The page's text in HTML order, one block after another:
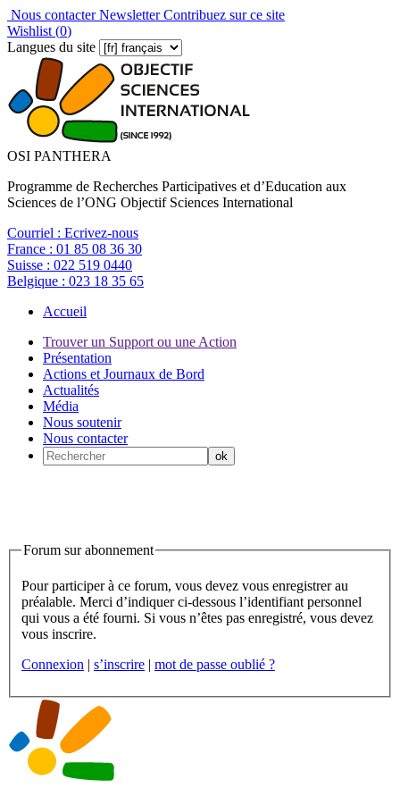
Nous contacterNewsletterContribuez sur ce site
Wishlist (0)
Langues du site
OSI PANTHERA
Programme de Recherches Participatives et d’Education aux
Sciences de l’ONG Objectif Sciences International
Courriel : Ecrivez-nous
France : 01 85 08 36 30
Suisse : 022 519 0440
Belgique : 023 18 35 65
Accueil
Trouver un Support ou une Action
Présentation
Actions et Journaux de Bord
Actualités
Média
Nous soutenir
Nous contacter
Forum sur abonnement
Pour participer à ce forum, vous devez vous enregistrer au
préalable. Merci d’indiquer ci-dessous l’identifiant personnel
qui vous a été fourni. Si vous n’êtes pas enregistré, vous devez
vous inscrire.
Connexion | s’inscrire | mot de passe oublié ?